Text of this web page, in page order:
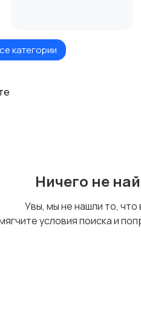
Свитеры и толстовки
категории
Ничего не
Увы, мы не нашли то, что
условия поиска и